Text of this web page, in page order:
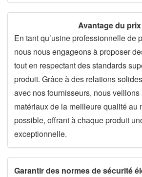
Avantage du prix
En tant qu’usine professionnelle de
nous nous engageons à proposer
tout en respectant des standards
produit. Grâce à des relations
avec nos fournisseurs, nous veillons
matériaux de la meilleure qualité au
possible, offrant à chaque produit
exceptionnelle.
Garantir des normes de sécurité